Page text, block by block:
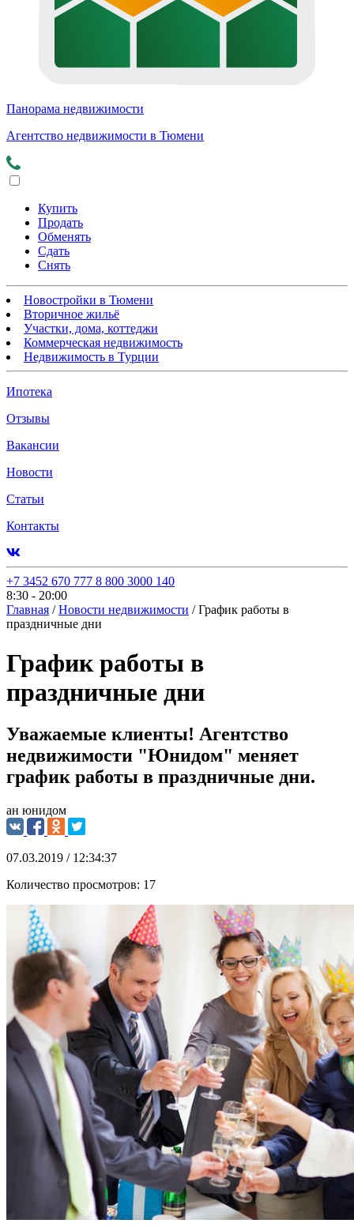
Панорама недвижимости
Агентство недвижимости в Тюмени
Купить
Продать
Обменять
Сдать
Снять
Новостройки в Тюмени
Вторичное жильё
Участки, дома, коттеджи
Коммерческая недвижимость
Недвижимость в Турции
Ипотека
Отзывы
Вакансии
Новости
Статьи
Контакты
+7 3452 670 777 8 800 3000 140
8:30 - 20:00
Главная / Новости недвижимости / График работы в
праздничные дни
График работы в
праздничные дни
Уважаемые клиенты! Агентство
недвижимости "Юнидом" меняет
график работы в праздничные дни.
ан юнидом
07.03.2019 / 12:34:37
Количество просмотров: 17